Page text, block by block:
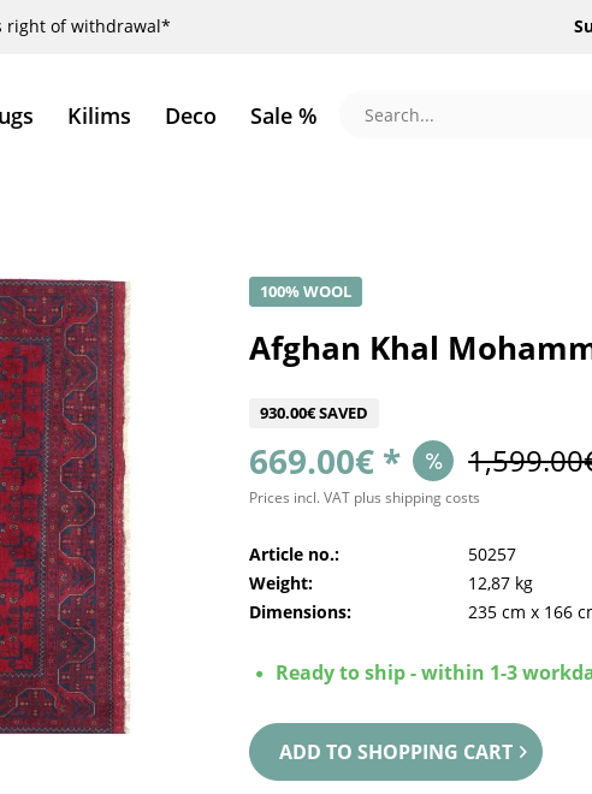
right of withdrawal*
Kilims Deco Sale %
100% WOOL
Afghan Khal
930.00€ SAVED
669.00€ *
Prices incl. VAT plus shipping costs
Article no.:
50257
Weight:
12,87 kg
Dimensions:
235 cm x 166
Ready to ship - within 1-3
ADD TO SHOPPING CART